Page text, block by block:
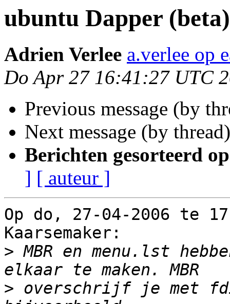
ubuntu Dapper (beta)
Adrien Verlee a.verlee op
Do Apr 27 16:41:27 UTC
Previous message (by
Next message (by
Berichten gesorteerd
] [ auteur ]
Op do, 27-04-2006 te
Kaarsemaker:
> MBR en menu.lst
> overschrijf je met